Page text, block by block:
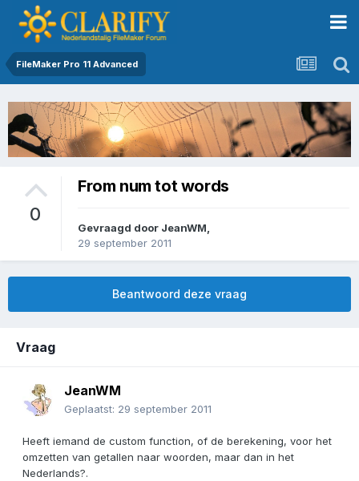
FileMaker Pro 11 Advanced
0
From num tot words
Gevraagd door JeanWM
29 september 2011
Beantwoord deze vraag
Vraag
JeanWM
Geplaatst: 29 september 2011
Heeft iemand de custom function, of de berekening, voor het
omzetten van getallen naar woorden, maar dan in het
Nederlands?.